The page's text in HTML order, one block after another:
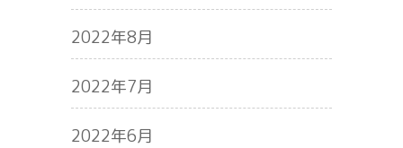
2022年8月
2022年7月
2022年6月